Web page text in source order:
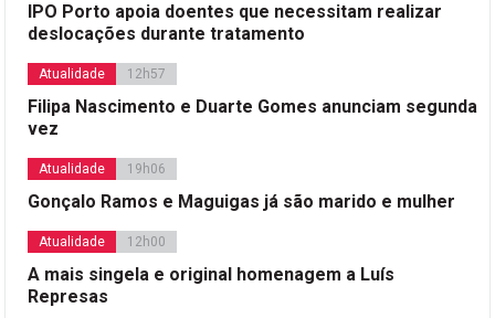
IPO Porto apoia doentes que necessitam realizar
deslocações durante tratamento
Atualidade 12h57
Filipa Nascimento e Duarte Gomes anunciam segunda
vez
Atualidade 19h06
Gonçalo Ramos e Maguigas já são marido e mulher
Atualidade 12h00
A mais singela e original homenagem a Luís
Represas